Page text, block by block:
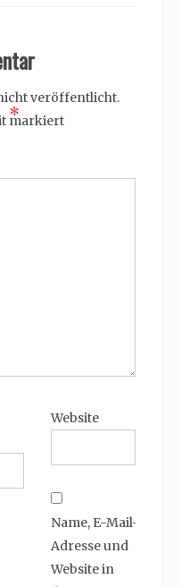
veröffentlicht.
*
markiert
Website
Name, E-Mail-
Adresse und
Website in